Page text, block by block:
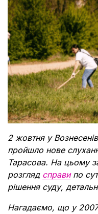
2 жовтня у
пройшло нове
Тарасова. На цьому
розгляд справипо
рішення суду,
Нагадаємо, що у